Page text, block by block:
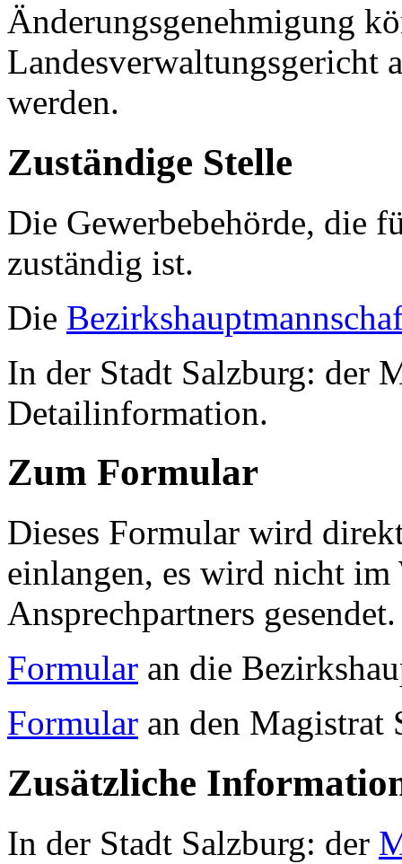
Änderungsgenehmigung
Landesverwaltungsgericht
werden.
Zuständige Stelle
Die Gewerbebehörde, die
zuständig ist.
Die
In der Stadt Salzburg: der
Detailinformation.
Zum Formular
Dieses Formular wird
einlangen, es wird nicht im
Ansprechpartners gesendet.
Formular an die
Formular an den Magistrat
Zusätzliche
In der Stadt Salzburg: der